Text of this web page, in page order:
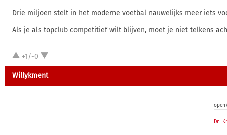
Drie miljoen stelt in het moderne voetbal nauwelijks meer iets
Als je als topclub competitief wilt blijven, moet je niet telkens
+1/-0
Willykment